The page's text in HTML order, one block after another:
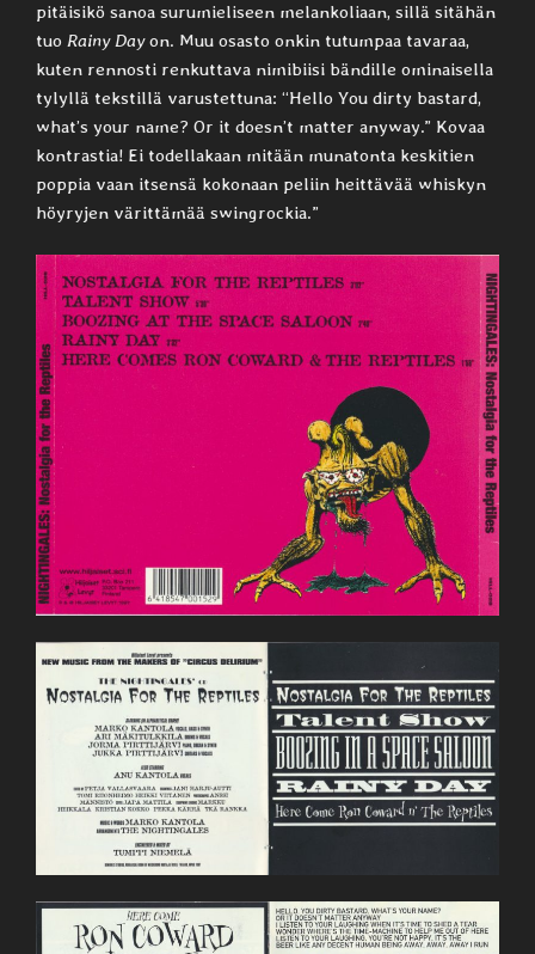
pitäisikö sanoa surumieliseen melankoliaan, sillä sitähän
tuo Rainy Dayon. Muu osasto onkin tutumpaa tavaraa,
kuten rennosti renkuttava nimibiisi bändille ominaisella
tylyllä tekstillä varustettuna: “Hello You dirty bastard,
what’s your name? Or it doesn’t matter anyway.” Kovaa
kontrastia! Ei todellakaan mitään munatonta keskitien
poppia vaan itsensä kokonaan peliin heittävää whiskyn
höyryjen värittämää swingrockia.”